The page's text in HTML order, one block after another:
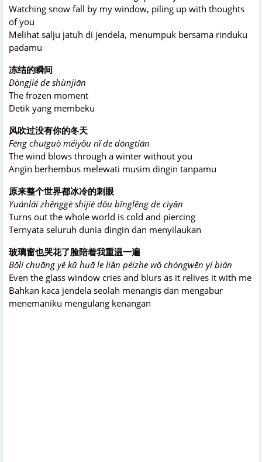
Watching snow fall by my window, piling up with thoughts
of you
Melihat salju jatuh di jendela, menumpuk bersama rinduku
padamu
冻结的瞬间
Dòngjié de shùnjiān
The frozen moment
Detik yang membeku
风吹过没有你的冬天
Fēng chuīguò méiyǒu nǐ de dōngtiān
The wind blows through a winter without you
Angin berhembus melewati musim dingin tanpamu
原来整个世界都冰冷的刺眼
Yuánlái zhěnggè shìjiè dōu bīnglěng de cìyǎn
Turns out the whole world is cold and piercing
Ternyata seluruh dunia dingin dan menyilaukan
玻璃窗也哭花了脸陪着我重温一遍
Bōlí chuāng yě kū huā le liǎn péizhe wǒ chóngwēn yí biàn
Even the glass window cries and blurs as it relives it with me
Bahkan kaca jendela seolah menangis dan mengabur
menemaniku mengulang kenangan